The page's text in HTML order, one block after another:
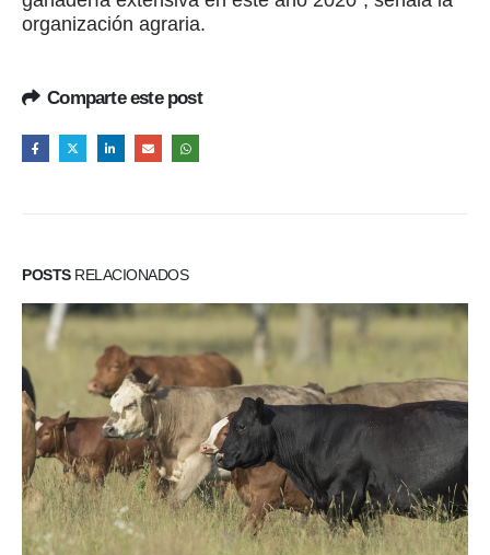
organización agraria.
Comparte este post
POSTSRELACIONADOS